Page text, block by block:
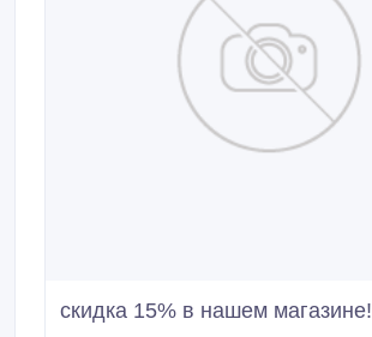
скидка 15% в нашем магазине!